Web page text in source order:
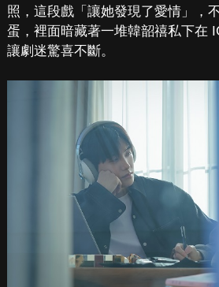
照，這段戲「讓她發現了愛情」，
蛋，裡面暗藏著一堆韓韶禧私下在
讓劇迷驚喜不斷。